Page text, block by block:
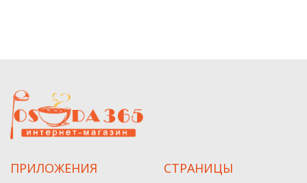
ПРИЛОЖЕНИЯ СТРАНИЦЫ